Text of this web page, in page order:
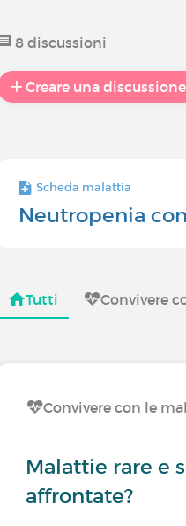
8 discussioni
Creare una discussione
Scheda malattia
Neutropenia
Tutti Convivere
Convivere con le
Malattie rare e
affrontate?